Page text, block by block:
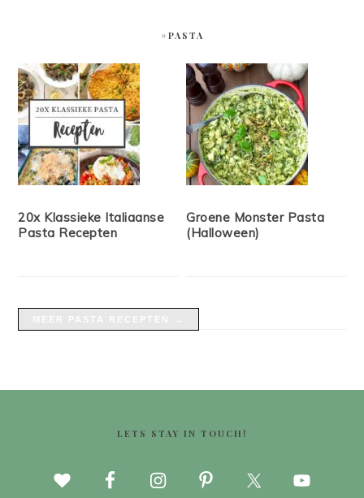
#PASTA
20x Klassieke Italiaanse
Pasta Recepten
Groene Monster Pasta
(Halloween)
LETS STAY IN TOUCH!